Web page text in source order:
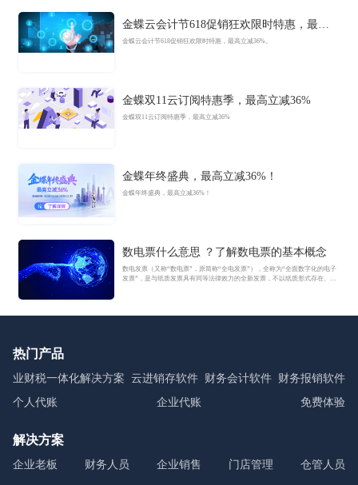
金蝶云会计节618促销狂欢限时特惠，最高
立减36%
金蝶云会计节618促销狂欢限时特惠，最高立减36%。
金蝶双11云订阅特惠季，最高立减36%
金蝶双11云订阅特惠季，最高立减36%
金蝶年终盛典，最高立减36%！
金蝶年终盛典，最高立减36%！
数电票什么意思 ？了解数电票的基本概念
数电发票（又称“数电票”，原简称“全电发票”），全称为“全面数字化的电子
发票”，是与纸质发票具有同等法律效力的全新发票，不以纸质形式存在、不
热门产品
业财税一体化解决方案 云进销存软件 财务会计软件 财务报销软件
个人代账
企业代账 免费体验
解决方案
企业老板 财务人员 企业销售 门店管理 仓管人员